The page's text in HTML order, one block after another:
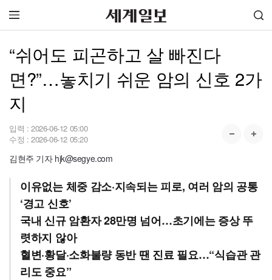
“쉬어도 피곤하고 살 빠진다
면?”…놓치기 쉬운 암의 신호 2가
지
입력 : 2026-06-12 05:00
수정 : 2026-06-12 05:20
김현주 기자 hjk@segye.com
이유없는 체중 감소·지속되는 피로, 여러 암의 공통
‘경고 신호’
국내 신규 암환자 28만명 넘어…초기에는 증상 뚜
렷하지 않아
혈변·황달·소화불량 동반 땐 진료 필요…“식습관 관
리도 중요”